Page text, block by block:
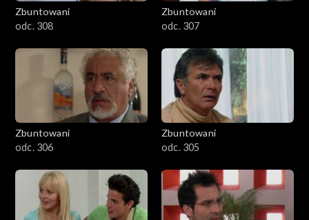
Zbuntowani
odc. 308
Zbuntowani
odc. 307
Zbuntowani
odc. 306
Zbuntowani
odc. 305